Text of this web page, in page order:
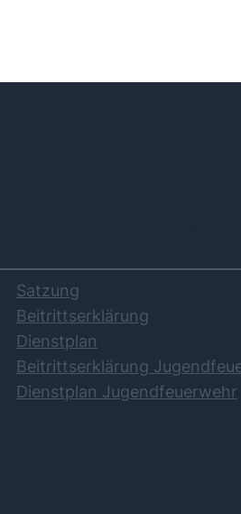
Satzung
Beitrittserklärung
Dienstplan
Beitrittserklärung
Dienstplan Jugendfeuerwehr